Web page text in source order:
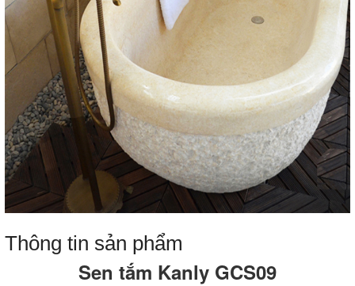
Thông tin sản phẩm
Sen tắm Kanly GCS09